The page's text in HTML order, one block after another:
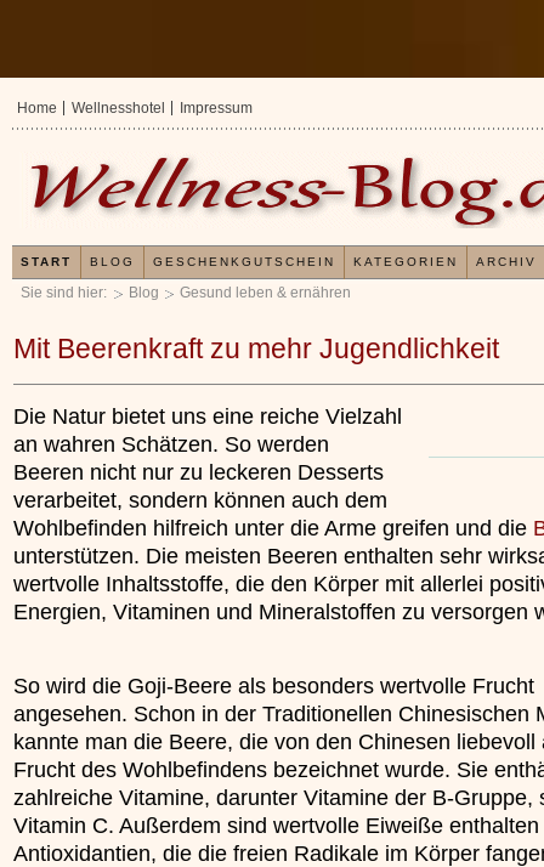
Sie sind hier: Blog Gesund leben & ernähren
Mit Beerenkraft zu mehr Jugendlichkeit
Die Natur bietet uns eine reiche Vielzahl
an wahren Schätzen. So werden
Beeren nicht nur zu leckeren Desserts
verarbeitet, sondern können auch dem
Wohlbefinden hilfreich unter die Arme greifen und die
unterstützen. Die meisten Beeren enthalten sehr
wertvolle Inhaltsstoffe, die den Körper mit allerlei
Energien, Vitaminen und Mineralstoffen zu versorgen
So wird die Goji-Beere als besonders wertvolle Frucht
angesehen. Schon in der Traditionellen Chinesischen
kannte man die Beere, die von den Chinesen liebevoll
Frucht des Wohlbefindens bezeichnet wurde. Sie
zahlreiche Vitamine, darunter Vitamine der B-Gruppe,
Vitamin C. Außerdem sind wertvolle Eiweiße enthalten
Antioxidantien, die die freien Radikale im Körper
Erfahrungen mit und
Kieselsäuregel
»»»
Home Wellnesshotel Impressum
START BLOG GESCHENKGUTSCHEIN KATEGORIEN ARCHIV